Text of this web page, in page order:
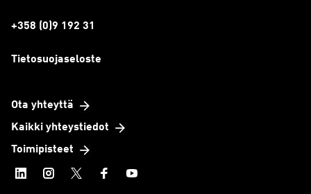
+358 (0)9 192 31
Tietosuojaseloste
Ota yhteyttä
Kaikki yhteystiedot
Toimipisteet